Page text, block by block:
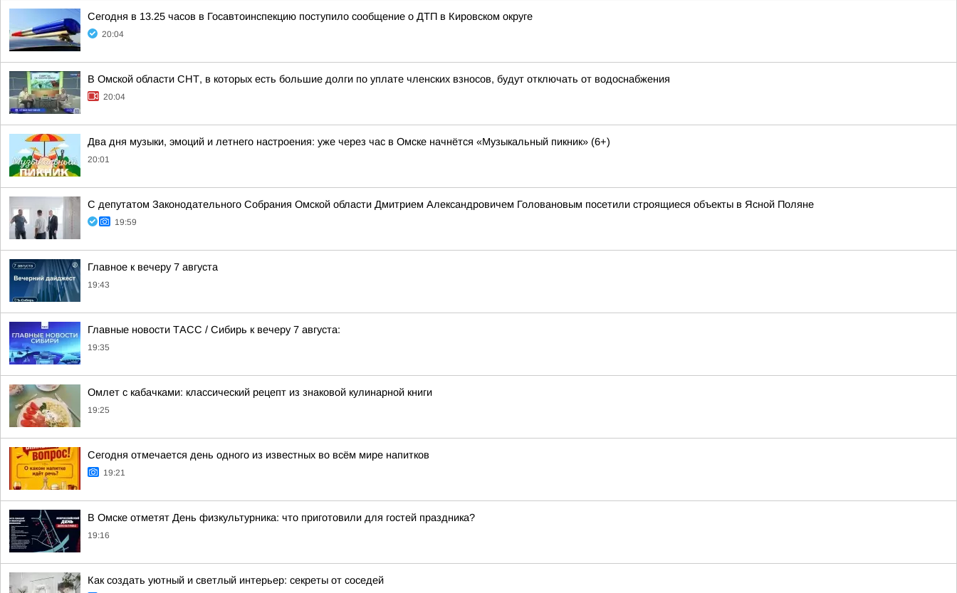
Сегодня в 13.25 часов в Госавтоинспекцию поступило сообщение о ДТП в Кировском округе
20:04
В Омской области СНТ, в которых есть большие долги по уплате членских взносов, будут отключать от водоснабжения
20:04
Два дня музыки, эмоций и летнего настроения: уже через час в Омске начнётся «Музыкальный пикник» (6+)
20:01
С депутатом Законодательного Собрания Омской области Дмитрием Александровичем Головановым посетили строящиеся объекты в Ясной Поляне
19:59
Главное к вечеру 7 августа
19:43
Главные новости ТАСС / Сибирь к вечеру 7 августа:
19:35
Омлет с кабачками: классический рецепт из знаковой кулинарной книги
19:25
Сегодня отмечается день одного из известных во всём мире напитков
19:21
В Омске отметят День физкультурника: что приготовили для гостей праздника?
19:16
Как создать уютный и светлый интерьер: секреты от соседей